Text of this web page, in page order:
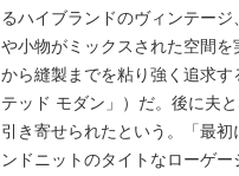
るハイブランドのヴィンテー
や小物がミックスされた空間
から縫製までを粘り強く追求
テッド モダン」）だ。後に夫
引き寄せられたという。「最
ンドニットのタイトなローゲ